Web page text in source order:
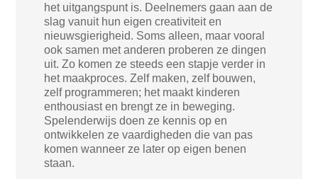
het uitgangspunt is. Deelnemers gaan aan de
slag vanuit hun eigen creativiteit en
nieuwsgierigheid. Soms alleen, maar vooral
ook samen met anderen proberen ze dingen
uit. Zo komen ze steeds een stapje verder in
het maakproces. Zelf maken, zelf bouwen,
zelf programmeren; het maakt kinderen
enthousiast en brengt ze in beweging.
Spelenderwijs doen ze kennis op en
ontwikkelen ze vaardigheden die van pas
komen wanneer ze later op eigen benen
staan.